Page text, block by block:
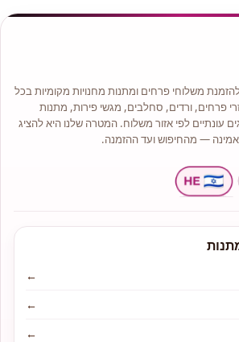
יפים משלוחי פרחים ומתנות מחנויות מקומיות בכל
פרחים, ורדים, סחלבים, מגשי פירות, מתנות
עונתיים לפי אזור משלוח. המטרה שלנו היא להציג
ואמינה — מהחיפוש ועד ההזמנה.
←
←
←